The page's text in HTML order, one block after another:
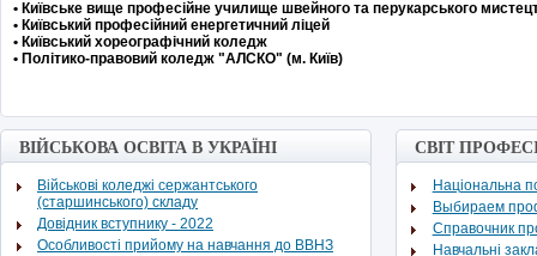
• Київське вище професійне училище швейного та перукарського
• Київський професійний енергетичний ліцей
• Київський хореографічний коледж
• Політико-правовий коледж "АЛСКО" (м. Київ)
ВІЙСЬКОВА ОСВІТА В УКРАЇНІ
Військові коледжі сержантського
(старшинського) складу
Довідник вступнику - 2022
Особливості прийому на навчання до ВВНЗ
СВІТ
Національна
Выбираем
Cправочник
Навчальні